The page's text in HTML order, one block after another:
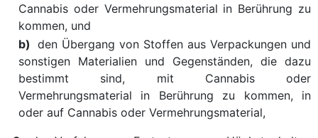
Cannabis oder Vermehrungsmaterial in Berührung zu
kommen, und
b) den Übergang von Stoffen aus Verpackungen und
sonstigen Materialien und Gegenständen, die dazu
bestimmt sind, mit Cannabis oder
Vermehrungsmaterial in Berührung zu kommen, in
oder auf Cannabis oder Vermehrungsmaterial,